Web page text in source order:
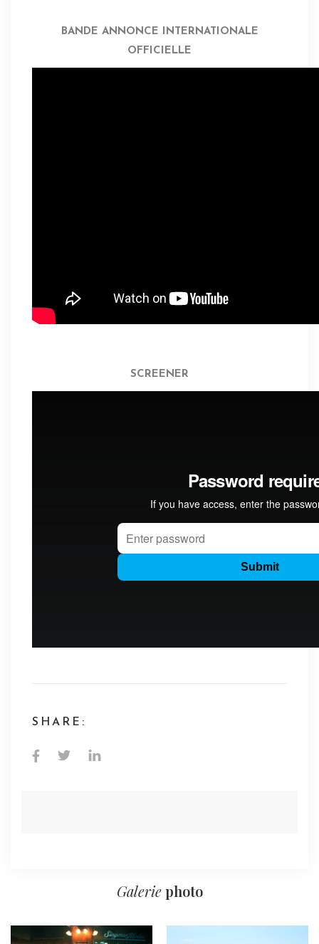
BANDE ANNONCE INTERNATIONALE
OFFICIELLE
SCREENER
SHARE:
Galerie photo